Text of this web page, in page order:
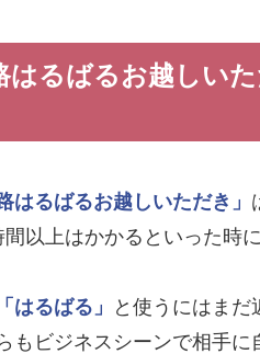
はるばるお越しい
はるばるお越しいただき」
間以上はかかるといった時
「はるばる」 と使うにはま
もビジネスシーンで相手